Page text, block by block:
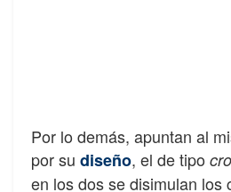
Por lo demás, apuntan al
por su diseño, el de tipo
en los dos se disimulan los